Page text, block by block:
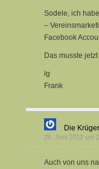
Sodele, ich
–
Facebook
Das musste
lg
Frank
Die
26. Juni 2012 um
Auch von uns